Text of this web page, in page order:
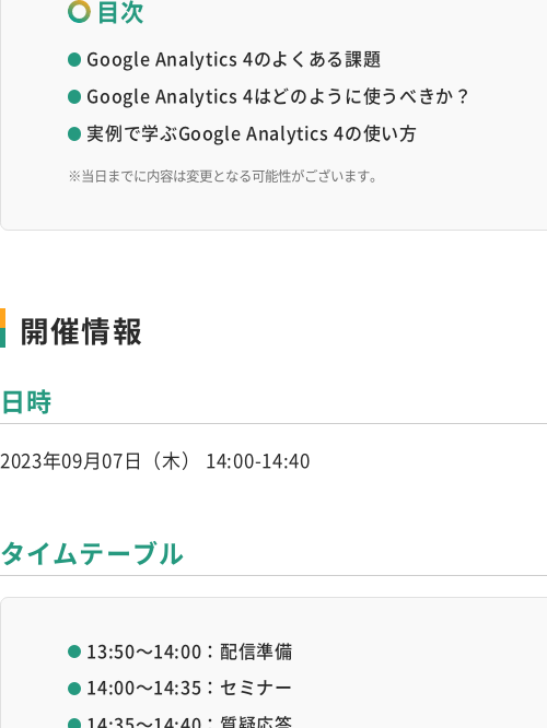
目次
Google Analytics 4のよくある課題
Google Analytics 4はどのように使うべきか？
実例で学ぶGoogle Analytics 4の使い方
※当日までに内容は変更となる可能性がございます。
開催情報
日時
2023年09月07日（木） 14:00-14:40
タイムテーブル
13:50～14:00：配信準備
14:00～14:35：セミナー